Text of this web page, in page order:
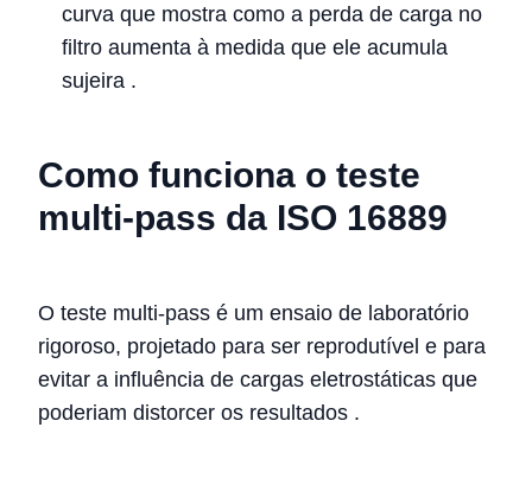
curva que mostra como a perda de carga no
filtro aumenta à medida que ele acumula
sujeira .
Como funciona o teste
multi-pass da ISO 16889
O teste multi-pass é um ensaio de laboratório
rigoroso, projetado para ser reprodutível e para
evitar a influência de cargas eletrostáticas que
poderiam distorcer os resultados .